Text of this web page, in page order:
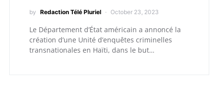
by Redaction Télé Pluriel October 23, 2023
Le Département d’État américain a annoncé la
création d’une Unité d’enquêtes criminelles
transnationales en Haïti, dans le but…